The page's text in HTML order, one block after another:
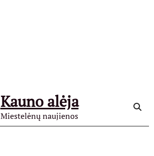
Kauno alėja
Miestelėnų naujienos